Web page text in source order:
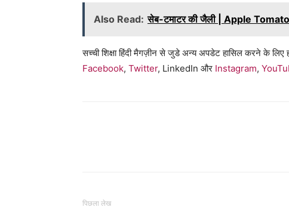
Also Read: सेब-टमाटर की जैली | Apple
सच्ची शिक्षा हिंदी मैगज़ीन से जुडे अन्य अपडेट हासिल करने के लिए
Facebook, Twitter, LinkedIn और Instagram,
पिछला लेख